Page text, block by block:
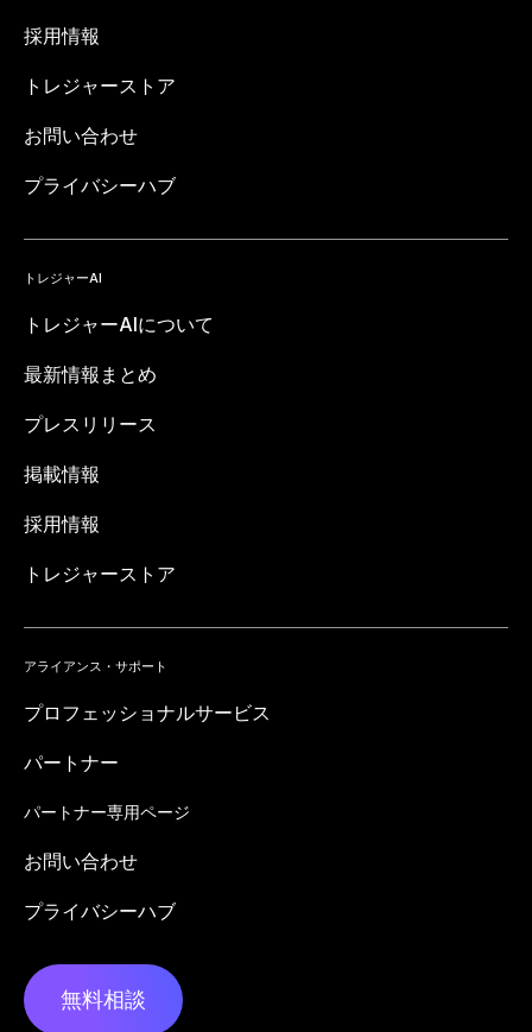
採用情報
トレジャーストア
お問い合わせ
プライバシーハブ
トレジャーAI
トレジャーAIについて
最新情報まとめ
プレスリリース
掲載情報
採用情報
トレジャーストア
アライアンス・サポート
プロフェッショナルサービス
パートナー
パートナー専用ページ
お問い合わせ
プライバシーハブ
無料相談